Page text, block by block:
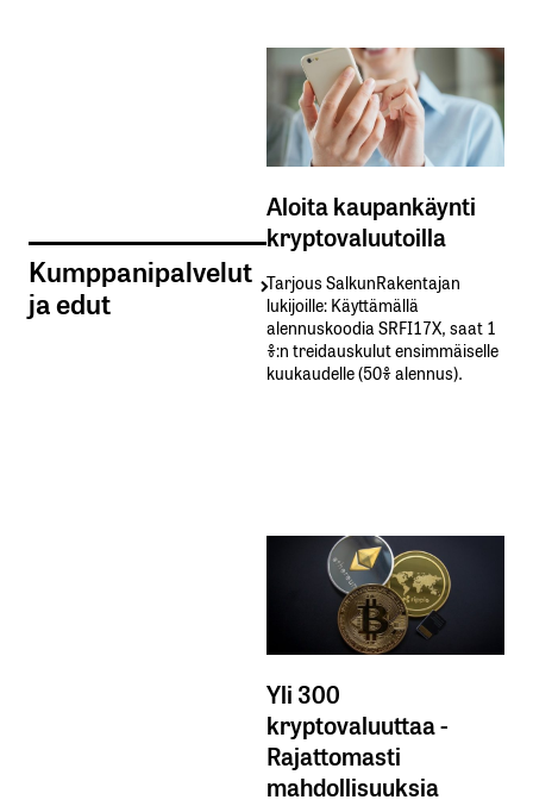
Kumppanipalvelut
ja edut
Aloita kaupankäynti
kryptovaluutoilla
Tarjous SalkunRakentajan
lukijoille: Käyttämällä​ ​
alennuskoodia​ ​SRFI17X,​ ​saat​ ​1
%:n treidauskulut​ ​ensimmäiselle​ ​
kuukaudelle​ ​(50%​ ​alennus).
Yli 300
kryptovaluuttaa -
Rajattomasti
mahdollisuuksia